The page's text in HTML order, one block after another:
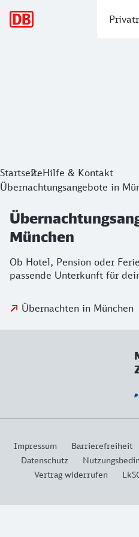
StartseiteHilfe & Kontakt
Übernachtungsangebote in
München
Ob Hotel, Pension oder
passende Unterkunft für
Übernachten in München
Impressum Barrierefreiheit
Datenschutz
Vertrag widerrufen